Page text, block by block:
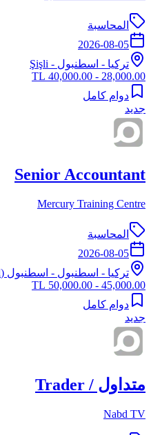
المحاسبة
2026-08-05
تركيا - اسطنبول - Şişli
28,000.00 - 40,000.00 TL
دوام كامل
جديد
Senior Accountant
Mercury Training Centre
المحاسبة
2026-08-05
تركيا - اسطنبول - اسطنبول (İstanbul)
45,000.00 - 50,000.00 TL
دوام كامل
جديد
متداول / Trader
Nabd TV